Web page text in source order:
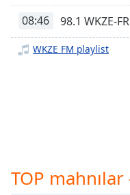
selected
Subtitles
off,
selected
08:46 98.1 WKZE-
WKZE FM playlist
TOP mahnılar